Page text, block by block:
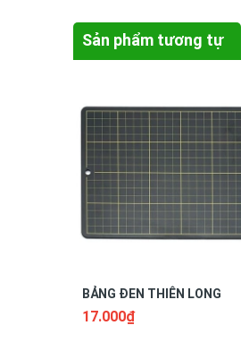
Sản phẩm tương tự
BẢNG ĐEN THIÊN LONG
17.000₫